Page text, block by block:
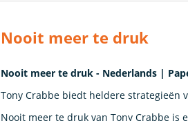
Nooit meer te druk
Nooit meer te druk - Nederlands |
Tony Crabbe biedt heldere strategieën
Nooit meer te druk van Tony Crabbe is